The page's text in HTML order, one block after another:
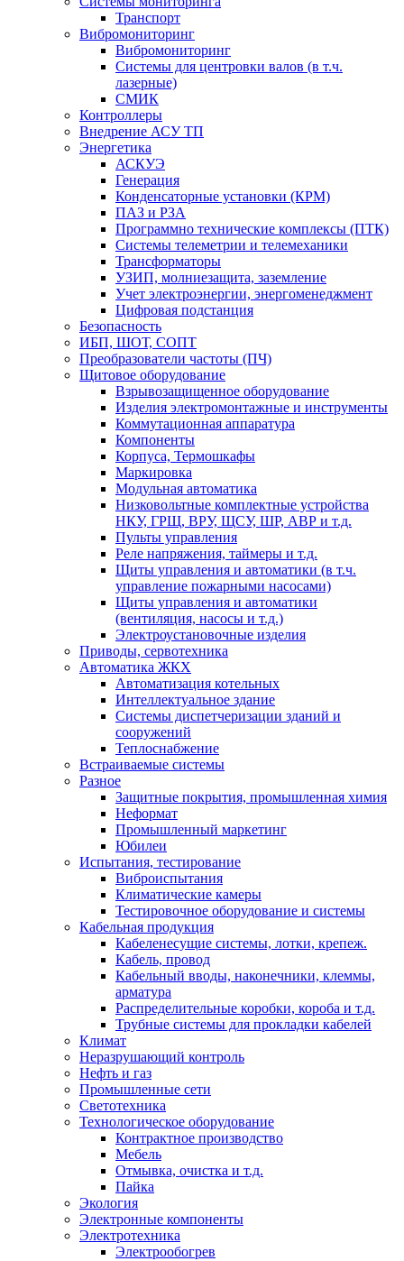
Транспорт
Вибромониторинг
Вибромониторинг
Системы для центровки валов (в т.ч.
лазерные)
СМИК
Контроллеры
Внедрение АСУ ТП
Энергетика
АСКУЭ
Генерация
Конденсаторные установки (КРМ)
ПАЗ и РЗА
Программно технические комплексы (ПТК)
Системы телеметрии и телемеханики
Трансформаторы
УЗИП, молниезащита, заземление
Учет электроэнергии, энергоменеджмент
Цифровая подстанция
Безопасность
ИБП, ШОТ, СОПТ
Преобразователи частоты (ПЧ)
Щитовое оборудование
Взрывозащищенное оборудование
Изделия электромонтажные и инструменты
Коммутационная аппаратура
Компоненты
Корпуса, Термошкафы
Маркировка
Модульная автоматика
Низковольтные комплектные устройства
НКУ, ГРЩ, ВРУ, ЩСУ, ШР, АВР и т.д.
Пульты управления
Реле напряжения, таймеры и т.д.
Щиты управления и автоматики (в т.ч.
управление пожарными насосами)
Щиты управления и автоматики
(вентиляция, насосы и т.д.)
Электроустановочные изделия
Приводы, сервотехника
Автоматика ЖКХ
Автоматизация котельных
Интеллектуальное здание
Системы диспетчеризации зданий и
сооружений
Теплоснабжение
Встраиваемые системы
Разное
Защитные покрытия, промышленная химия
Неформат
Промышленный маркетинг
Юбилеи
Испытания, тестирование
Виброиспытания
Климатические камеры
Тестировочное оборудование и системы
Кабельная продукция
Кабеленесущие системы, лотки, крепеж.
Кабель, провод
Кабельный вводы, наконечники, клеммы,
арматура
Распределительные коробки, короба и т.д.
Трубные системы для прокладки кабелей
Климат
Неразрушающий контроль
Нефть и газ
Промышленные сети
Светотехника
Технологическое оборудование
Контрактное производство
Мебель
Отмывка, очистка и т.д.
Пайка
Экология
Электронные компоненты
Электротехника
Электрообогрев